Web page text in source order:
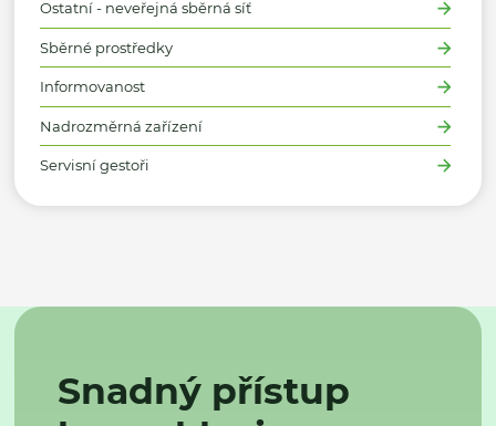
Ostatní - neveřejná sběrná síť
Sběrné prostředky
Informovanost
Nadrozměrná zařízení
Servisní gestoři
Snadný přístup